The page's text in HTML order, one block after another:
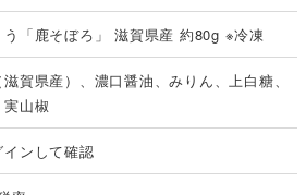
う「鹿そぼろ」 滋賀県産 約80g ※冷凍
賀県産）、濃口醤油、みりん、上白糖、
実山椒
インして確認